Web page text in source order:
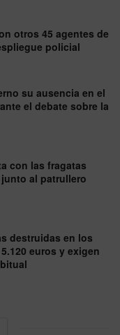
otros 45 agentes de
policial
su ausencia en el
el debate sobre la
con las fragatas
junto al patrullero
destruidas en los
euros y exigen